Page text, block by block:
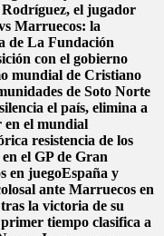
el jugador
Marruecos: la
de La Fundación
con el gobierno
mundial de Cristiano
de Soto Norte
el país, elimina a
en el mundial
resistencia de los
el GP de Gran
en juegoEspaña y
ante Marruecos en
la victoria de su
tiempo clasifica a